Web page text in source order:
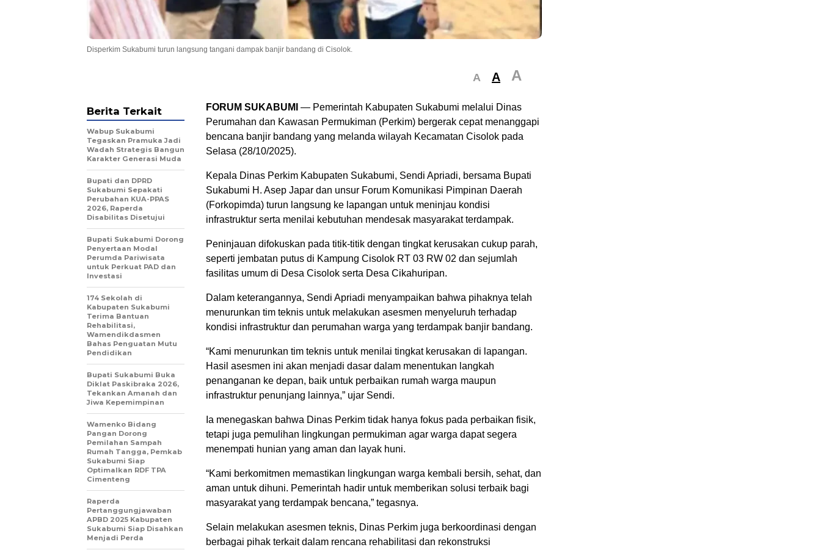
Disperkim Sukabumi turun langsung tangani dampak banjir bandang di Cisolok.
A A A
FORUM SUKABUMI — Pemerintah Kabupaten Sukabumi melalui Dinas
Perumahan dan Kawasan Permukiman (Perkim) bergerak cepat menanggapi
bencana banjir bandang yang melanda wilayah Kecamatan Cisolok pada
Selasa (28/10/2025).
Kepala Dinas Perkim Kabupaten Sukabumi, Sendi Apriadi, bersama Bupati
Sukabumi H. Asep Japar dan unsur Forum Komunikasi Pimpinan Daerah
(Forkopimda) turun langsung ke lapangan untuk meninjau kondisi
infrastruktur serta menilai kebutuhan mendesak masyarakat terdampak.
Peninjauan difokuskan pada titik-titik dengan tingkat kerusakan cukup parah,
seperti jembatan putus di Kampung Cisolok RT 03 RW 02 dan sejumlah
fasilitas umum di Desa Cisolok serta Desa Cikahuripan.
Dalam keterangannya, Sendi Apriadi menyampaikan bahwa pihaknya telah
menurunkan tim teknis untuk melakukan asesmen menyeluruh terhadap
kondisi infrastruktur dan perumahan warga yang terdampak banjir bandang.
“Kami menurunkan tim teknis untuk menilai tingkat kerusakan di lapangan.
Hasil asesmen ini akan menjadi dasar dalam menentukan langkah
penanganan ke depan, baik untuk perbaikan rumah warga maupun
infrastruktur penunjang lainnya,” ujar Sendi.
Ia menegaskan bahwa Dinas Perkim tidak hanya fokus pada perbaikan fisik,
tetapi juga pemulihan lingkungan permukiman agar warga dapat segera
menempati hunian yang aman dan layak huni.
“Kami berkomitmen memastikan lingkungan warga kembali bersih, sehat, dan
aman untuk dihuni. Pemerintah hadir untuk memberikan solusi terbaik bagi
masyarakat yang terdampak bencana,” tegasnya.
Selain melakukan asesmen teknis, Dinas Perkim juga berkoordinasi dengan
berbagai pihak terkait dalam rencana rehabilitasi dan rekonstruksi
Berita Terkait
Wabup Sukabumi
Tegaskan Pramuka Jadi
Wadah Strategis Bangun
Karakter Generasi Muda
Bupati dan DPRD
Sukabumi Sepakati
Perubahan KUA-PPAS
2026, Raperda
Disabilitas Disetujui
Bupati Sukabumi Dorong
Penyertaan Modal
Perumda Pariwisata
untuk Perkuat PAD dan
Investasi
174 Sekolah di
Kabupaten Sukabumi
Terima Bantuan
Rehabilitasi,
Wamendikdasmen
Bahas Penguatan Mutu
Pendidikan
Bupati Sukabumi Buka
Diklat Paskibraka 2026,
Tekankan Amanah dan
Jiwa Kepemimpinan
Wamenko Bidang
Pangan Dorong
Pemilahan Sampah
Rumah Tangga, Pemkab
Sukabumi Siap
Optimalkan RDF TPA
Cimenteng
Raperda
Pertanggungjawaban
APBD 2025 Kabupaten
Sukabumi Siap Disahkan
Menjadi Perda